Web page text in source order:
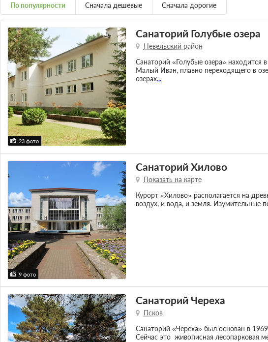
По популярности Сначала дешевые Сначала дорогие
23 фото
Санаторий Голубые озера
Невельский район
Санаторий «Голубые озера» находится
Малый Иван, плавно переходящего в
озерах...
9 фото
Санаторий Хилово
Показать на карте
Курорт «Хилово» располагается на
воздух, и вода, и земля. Изумительные
Санаторий Череха
Псков
Санаторий «Череха» был основан в
Сейчас это живописная лесопарковая